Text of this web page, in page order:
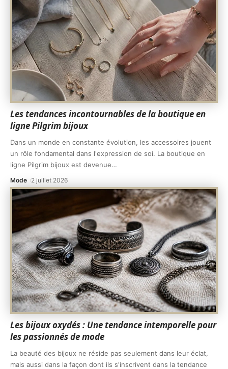
Les tendances incontournables de la boutique en
ligne Pilgrim bijoux
Dans un monde en constante évolution, les accessoires jouent
un rôle fondamental dans l'expression de soi. La boutique en
ligne Pilgrim bijoux est devenue…
Mode 2 juillet 2026
Les bijoux oxydés : Une tendance intemporelle pour
les passionnés de mode
La beauté des bijoux ne réside pas seulement dans leur éclat,
mais aussi dans la façon dont ils s'inscrivent dans la tendance